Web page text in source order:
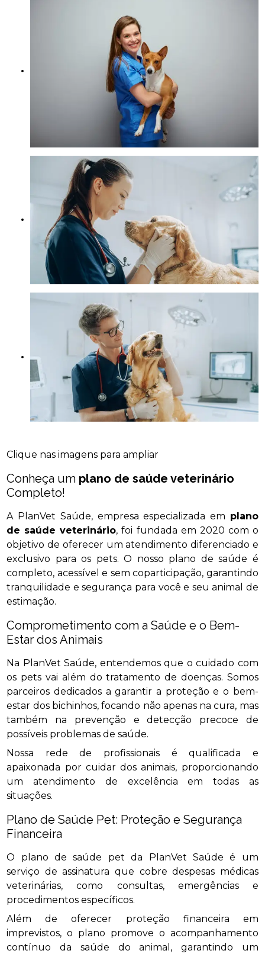
Clique nas imagens para ampliar
Conheça um plano de saúde veterinário
Completo!
A PlanVet Saúde, empresa especializada em plano
de saúde veterinário, foi fundada em 2020 com o
objetivo de oferecer um atendimento diferenciado e
exclusivo para os pets. O nosso plano de saúde é
completo, acessível e sem coparticipação, garantindo
tranquilidade e segurança para você e seu animal de
estimação.
Comprometimento com a Saúde e o Bem-
Estar dos Animais
Na PlanVet Saúde, entendemos que o cuidado com
os pets vai além do tratamento de doenças. Somos
parceiros dedicados a garantir a proteção e o bem-
estar dos bichinhos, focando não apenas na cura, mas
também na prevenção e detecção precoce de
possíveis problemas de saúde.
Nossa rede de profissionais é qualificada e
apaixonada por cuidar dos animais, proporcionando
um atendimento de excelência em todas as
situações.
Plano de Saúde Pet: Proteção e Segurança
Financeira
O plano de saúde pet da PlanVet Saúde é um
serviço de assinatura que cobre despesas médicas
veterinárias, como consultas, emergências e
procedimentos específicos.
Além de oferecer proteção financeira em
imprevistos, o plano promove o acompanhamento
contínuo da saúde do animal, garantindo um